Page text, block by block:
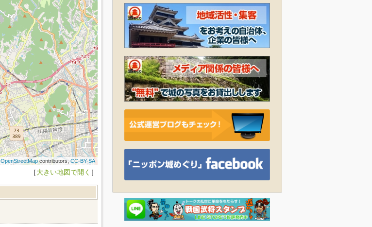
OpenStreetMapcontributors,CC-BY-SA
［大きい地図で開く ］